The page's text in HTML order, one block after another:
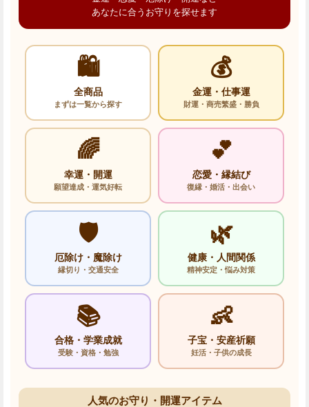
あなたに合うお守りを探せます
🛍️
全商品
まずは一覧から探す
💰
金運・仕事運
財運・商売繁盛・勝負
🌈
幸運・開運
願望達成・運気好転
💕
恋愛・縁結び
復縁・婚活・出会い
🛡️
厄除け・魔除け
縁切り・交通安全
🌿
健康・人間関係
精神安定・悩み対策
📚
合格・学業成就
受験・資格・勉強
👶
子宝・安産祈願
妊活・子供の成長
人気のお守り・開運アイテム